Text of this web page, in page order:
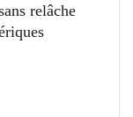
relâche